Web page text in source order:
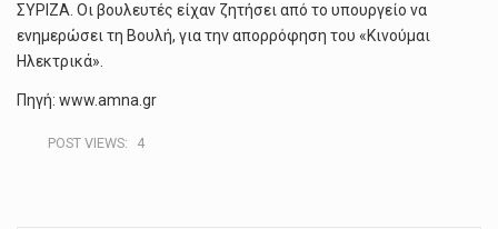
ΣΥΡΙΖΑ. Οι βουλευτές είχαν ζητήσει από το υπουργείο να
ενημερώσει τη Βουλή, για την απορρόφηση του «Κινούμαι
Ηλεκτρικά».
Πηγή: www.amna.gr
POST VIEWS: 4